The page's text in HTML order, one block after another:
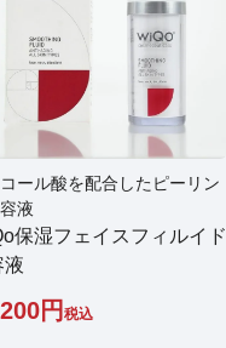
ール酸を配合したピーリン
液
保湿フェイスフィルイド
液
税込